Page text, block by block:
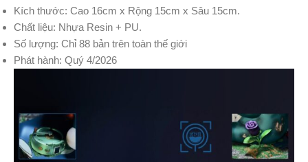
Kích thước: Cao 16cm x Rộng 15cm x Sâu 15cm.
Chất liệu: Nhựa Resin + PU.
Số lượng: Chỉ 88 bản trên toàn thế giới
Phát hành: Quý 4/2026